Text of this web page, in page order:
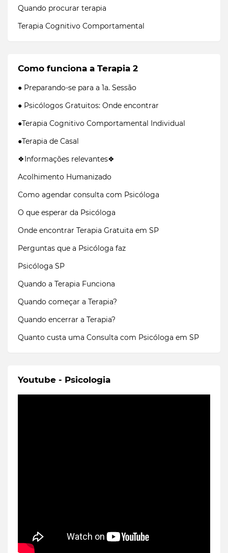
Quando procurar terapia
Terapia Cognitivo Comportamental
Como funciona a Terapia 2
● Preparando-se para a 1a. Sessão
● Psicólogos Gratuitos: Onde encontrar
●Terapia Cognitivo Comportamental Individual
●Terapia de Casal
❖Informações relevantes❖
Acolhimento Humanizado
Como agendar consulta com Psicóloga
O que esperar da Psicóloga
Onde encontrar Terapia Gratuita em SP
Perguntas que a Psicóloga faz
Psicóloga SP
Quando a Terapia Funciona
Quando começar a Terapia?
Quando encerrar a Terapia?
Quanto custa uma Consulta com Psicóloga em SP
Youtube - Psicologia